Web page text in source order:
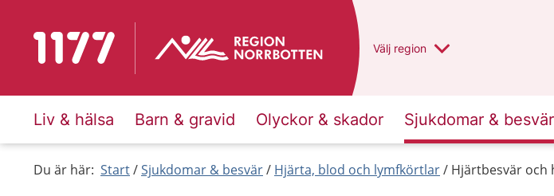
Till startsidan för 1177 Du har valt region
Välj en annan
region
Liv & hälsa Barn & gravid Olyckor & skador Sjukdomar & besvär
Du är här: Start Sjukdomar & besvär Hjärta, blod och lymfkörtlar Hjärtbesvär och